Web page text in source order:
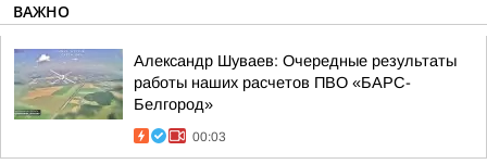
ВАЖНО
Александр Шуваев: Очередные результаты
работы наших расчетов ПВО «БАРС-
Белгород»
00:03